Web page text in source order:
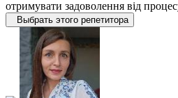
отримувати задоволення від
Выбрать этого репетитора